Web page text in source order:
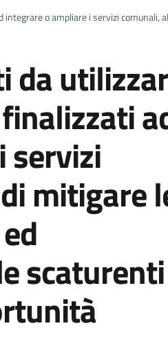
o ampliare i servizi
da
servizi
mitigare
scaturenti